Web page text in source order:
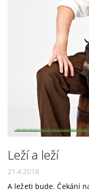
Leží a leží
21.4.2018
A ležeti bude. Čekání